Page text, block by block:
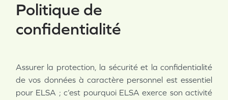
Politique de
confidentialité
Assurer la protection, la sécurité et la confidentialité
de vos données à caractère personnel est essentiel
pour ELSA ; c’est pourquoi ELSA exerce son activité